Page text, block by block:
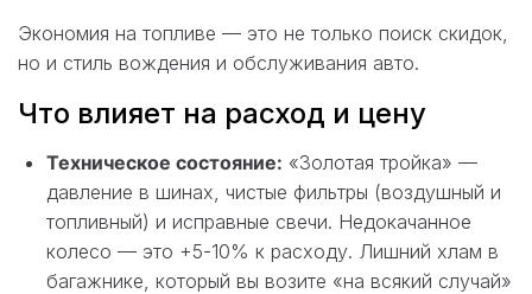
Экономия на топливе — это не только поиск скидок,
но и стиль вождения и обслуживания авто.
Что влияет на расход и цену
Техническое состояние: «Золотая тройка» —
давление в шинах, чистые фильтры (воздушный и
топливный) и исправные свечи. Недокачанное
колесо — это +5-10% к расходу. Лишний хлам в
багажнике, который вы возите «на всякий случай»